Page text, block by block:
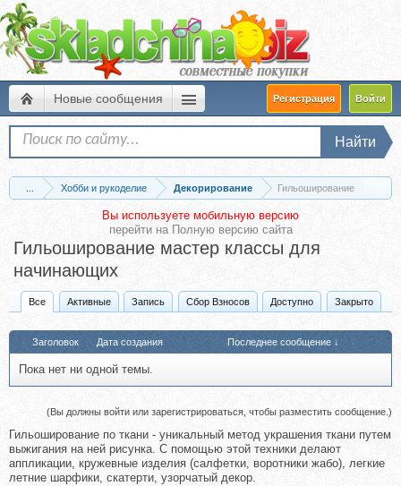
Новые сообщения Регистрация Войти
Найти
Хобби и рукоделие Декорирование Гильоширование
Вы используете мобильную версию
перейти на Полную версию сайта
Гильоширование мастер классы для
начинающих
Все Активные Запись Сбор Взносов Доступно Закрыто
Заголовок Дата создания Последнее сообщение ↓
Пока нет ни одной темы.
(Вы должны войти или зарегистрироваться, чтобы разместить сообщение.)
Гильоширование по ткани - уникальный метод украшения ткани путем
выжигания на ней рисунка. С помощью этой техники делают
аппликации, кружевные изделия (салфетки, воротники жабо), легкие
летние шарфики, скатерти, узорчатый декор.